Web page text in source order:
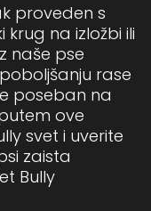
proveden s
na izložbi ili
naše pse
rase
poseban na
ove
svet i uverite
zaista
Bully